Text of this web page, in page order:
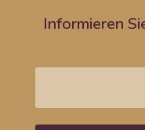
Informieren